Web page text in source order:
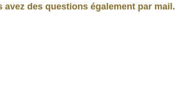
des questions également par mail.